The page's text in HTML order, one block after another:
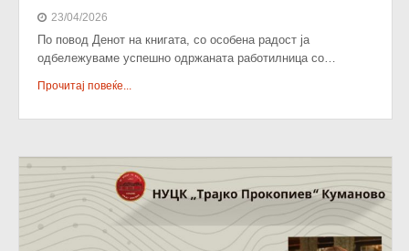
23/04/2026
По повод Денот на книгата, со особена радост ја
одбележуваме успешно одржаната работилница со…
Прочитај повеќе...